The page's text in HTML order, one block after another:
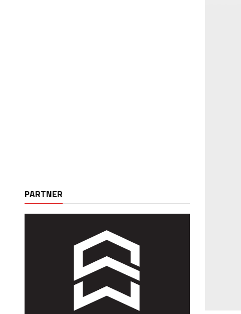
PARTNER